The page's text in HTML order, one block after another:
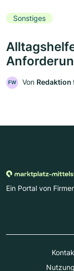
Sonstiges
FW Von
Ein Portal von